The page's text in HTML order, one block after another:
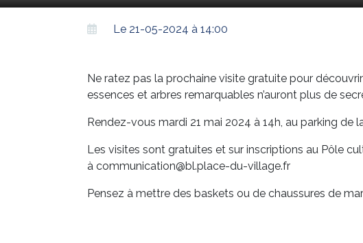
Le 21-05-2024 à 14:00
Ne ratez pas la prochaine visite gratuite pour
essences et arbres remarquables n’auront plus de
Rendez-vous mardi 21 mai 2024 à 14h, au parking de
Les visites sont gratuites et sur inscriptions au Pôle
à communication@bl.place-du-village.fr
Pensez à mettre des baskets ou de chaussures de